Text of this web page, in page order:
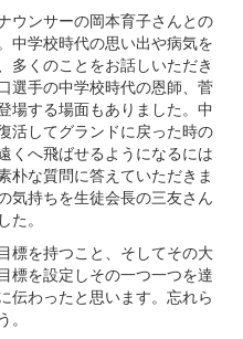
ウンサーの岡本育子さんとの
中学校時代の思い出や病気を
多くのことをお話しいただき
選手の中学校時代の恩師、菅
場する場面もありました。中
活してグランドに戻った時の
くへ飛ばせるようになるには
朴な質問に答えていただきま
気持ちを生徒会長の三友さん
。
標を持つこと、そしてその大
標を設定しその一つ一つを達
伝わったと思います。忘れら